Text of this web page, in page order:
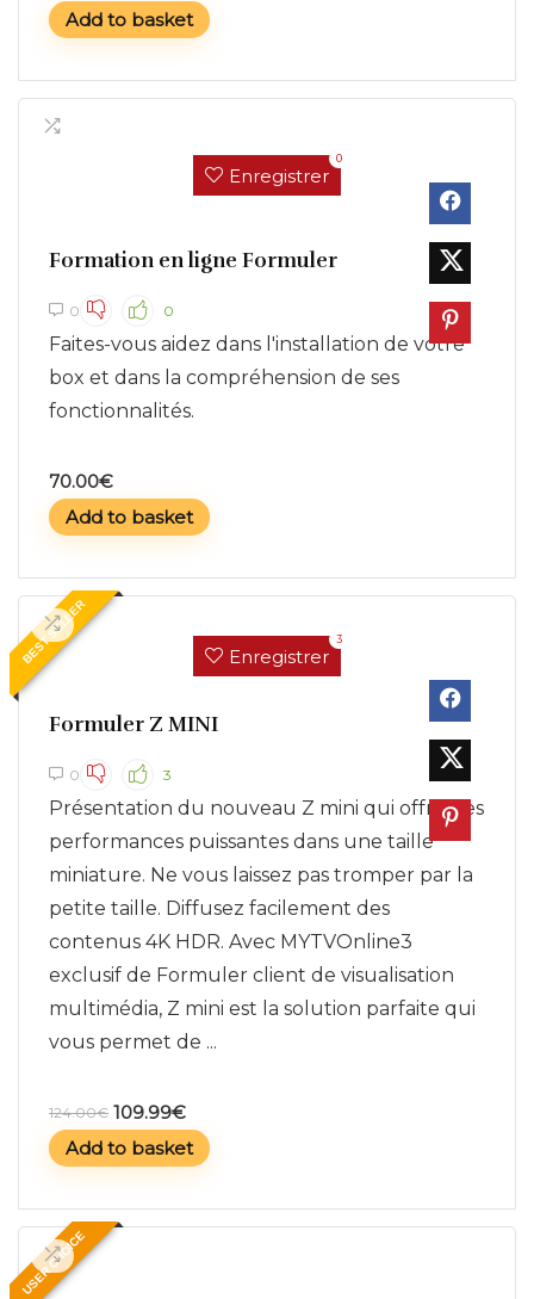
Add to basket
Enregistrer
0
Formation en ligne Formuler
0 0
Faites-vous aidez dans l'installation de votre
box et dans la compréhension de ses
fonctionnalités.
70.00€
Add to basket
BEST SELLER Enregistrer
3
Formuler Z MINI
0 3
Présentation du nouveau Z mini qui offre des
performances puissantes dans une taille
miniature. Ne vous laissez pas tromper par la
petite taille. Diffusez facilement des
contenus 4K HDR. Avec MYTVOnline3
exclusif de Formuler client de visualisation
multimédia, Z mini est la solution parfaite qui
vous permet de ...
124.00€ 109.99€
Add to basket
USER CHOICE